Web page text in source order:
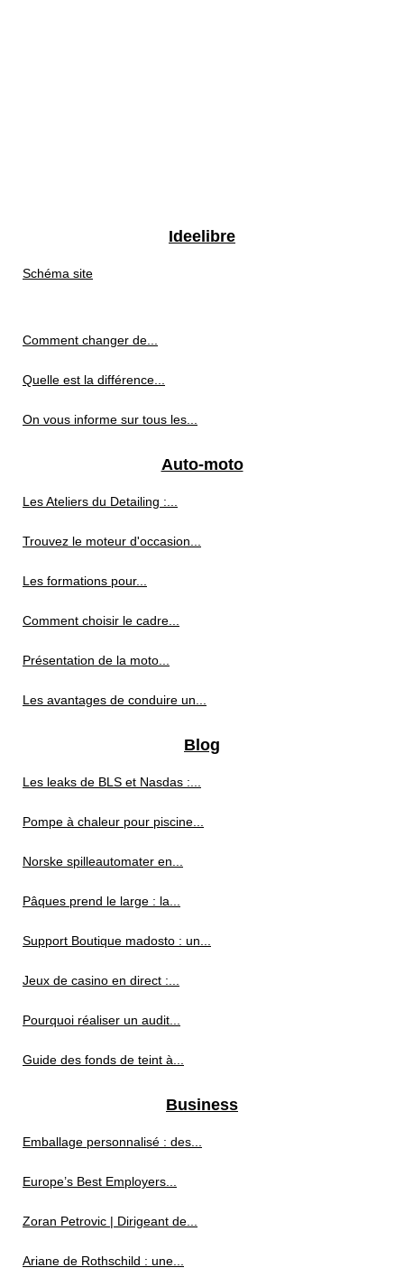
Ideelibre
Schéma site
Comment changer de...
Quelle est la différence...
On vous informe sur tous les...
Auto-moto
Les Ateliers du Detailing :...
Trouvez le moteur d'occasion...
Les formations pour...
Comment choisir le cadre...
Présentation de la moto...
Les avantages de conduire un...
Blog
Les leaks de BLS et Nasdas :...
Pompe à chaleur pour piscine...
Norske spilleautomater en...
Pâques prend le large : la...
Support Boutique madosto : un...
Jeux de casino en direct :...
Pourquoi réaliser un audit...
Guide des fonds de teint à...
Business
Emballage personnalisé : des...
Europe’s Best Employers...
Zoran Petrovic | Dirigeant de...
Ariane de Rothschild : une...